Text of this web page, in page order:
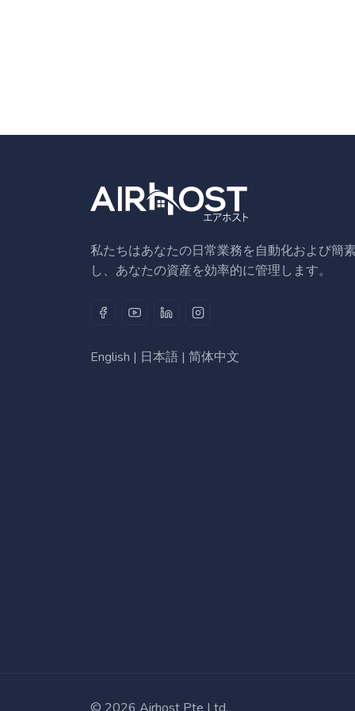
私たちはあなたの日常業務を自動化および簡
し、あなたの資産を効率的に管理します。
English | 日本語 | 简体中文
© 2026 Airhost Pte Ltd.